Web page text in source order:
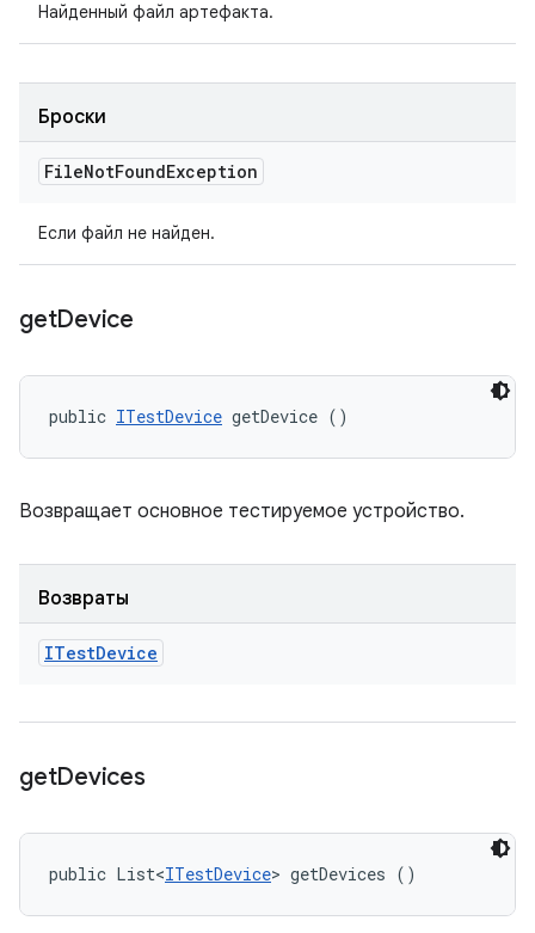
Найденный файл артефакта.
Броски
FileNotFoundException
Если файл не найден.
getDevice
public ITestDevice getDevice ()
Возвращает основное тестируемое устройство.
Возвраты
ITestDevice
getDevices
public List<ITestDevice> getDevices ()